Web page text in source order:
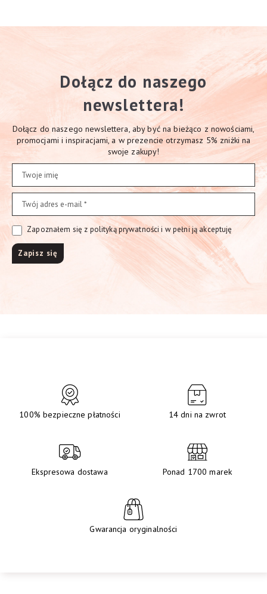
Dołącz do naszego
newslettera!
Dołącz do naszego newslettera, aby być na bieżąco z nowościami,
promocjami i inspiracjami, a w prezencie otrzymasz 5% zniżki na
swoje zakupy!
Zapoznałem się z polityką prywatności i w pełni ją akceptuję
100% bezpieczne płatności 14 dni na zwrot
Ekspresowa dostawa Ponad 1700 marek
Gwarancja oryginalności